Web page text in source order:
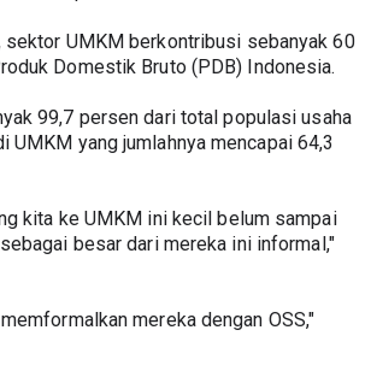
sektor UMKM berkontribusi sebanyak 60
Domestik Bruto (PDB) Indonesia.
99,7 persen dari total populasi usaha
UMKM yang jumlahnya mencapai 64,3
kita ke UMKM ini kecil belum sampai
besar dari mereka ini informal,"
mereka dengan OSS,"